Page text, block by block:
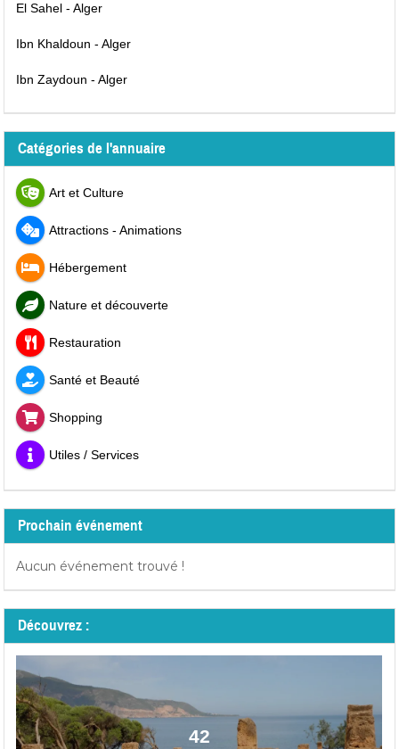
El Sahel - Alger
Ibn Khaldoun - Alger
Ibn Zaydoun - Alger
Catégories de l'annuaire
Art et Culture
Attractions - Animations
Hébergement
Nature et découverte
Restauration
Santé et Beauté
Shopping
Utiles / Services
Prochain événement
Aucun événement trouvé !
Découvrez :
42